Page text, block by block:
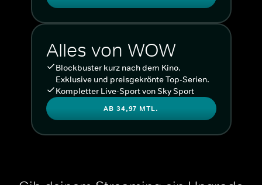
Alles von WOW
Blockbuster kurz nach dem Kino.
Exklusive und preisgekrönte Top-Serien.
Kompletter Live-Sport von Sky Sport
AB 34,97 MTL.